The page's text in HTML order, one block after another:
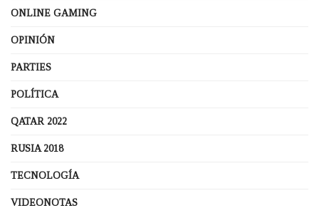
ONLINE GAMING
OPINIÓN
PARTIES
POLÍTICA
QATAR 2022
RUSIA 2018
TECNOLOGÍA
VIDEONOTAS